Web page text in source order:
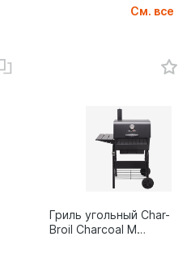
См. все
Гриль угольный Char-
Broil Charcoal M